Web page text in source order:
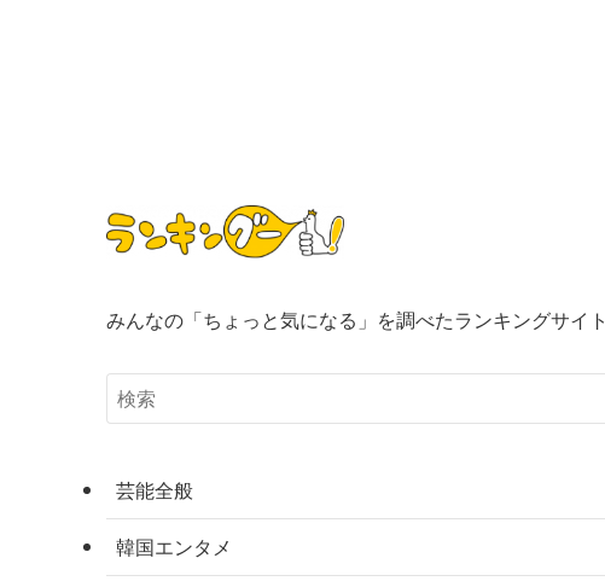
みんなの「ちょっと気になる」を調べたランキングサイト
芸能全般
韓国エンタメ